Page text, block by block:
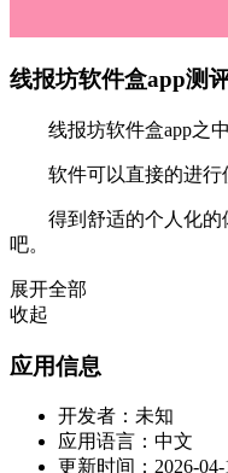
线报坊软件盒app测
线报坊软件盒app之中
软件可以直接的进行
得到舒适的个人化的
吧。
展开全部
收起
应用信息
开发者： 未知
应用语言： 中文
更新时间： 2026-